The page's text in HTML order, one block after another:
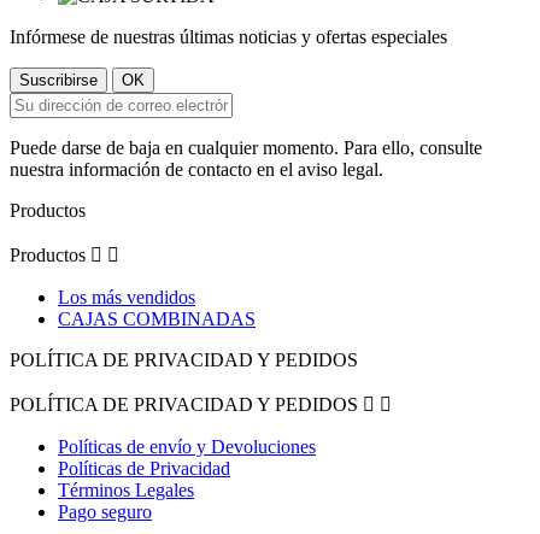
Infórmese de nuestras últimas noticias y ofertas especiales
Puede darse de baja en cualquier momento. Para ello, consulte
nuestra información de contacto en el aviso legal.
Productos
Productos  
Los más vendidos
CAJAS COMBINADAS
POLÍTICA DE PRIVACIDAD Y PEDIDOS
POLÍTICA DE PRIVACIDAD Y PEDIDOS  
Políticas de envío y Devoluciones
Políticas de Privacidad
Términos Legales
Pago seguro